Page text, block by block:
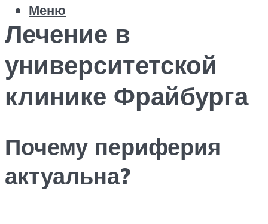
Меню
Лечение в
университетской
клинике Фрайбурга
Почему периферия
актуальна?